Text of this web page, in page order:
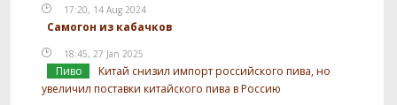
17:20, 14 Aug 2024
Самогон из кабачков
18:45, 27 Jan 2025
Пиво
Китай снизил импорт российского пива, но
увеличил поставки китайского пива в Россию